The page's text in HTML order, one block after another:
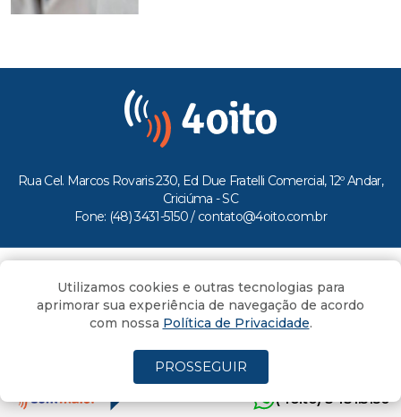
Rua Cel. Marcos Rovaris 230, Ed Due Fratelli Comercial, 12º Andar,
Criciúma - SC
Fone: (48) 3431-5150 / contato@4oito.com.br
Todos os direitos reservados ao Portal 4oito
(4oito) 3431.5150
Utilizamos cookies e outras tecnologias para
aprimorar sua experiência de navegação de acordo
com nossa Política de Privacidade.
PROSSEGUIR